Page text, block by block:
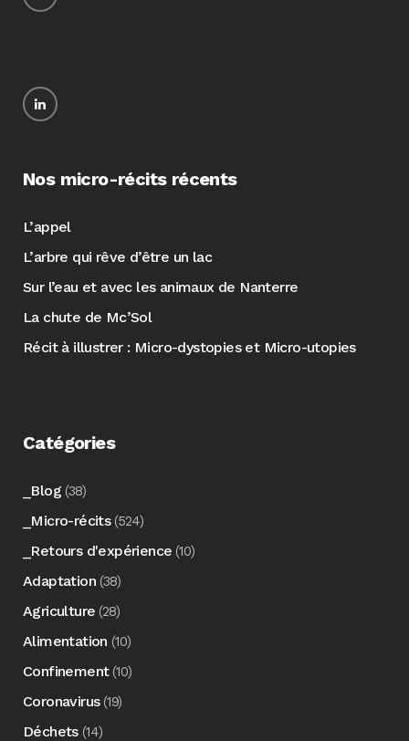
Nos micro-récits récents
L’appel
L’arbre qui rêve d’être un lac
Sur l’eau et avec les animaux de Nanterre
La chute de Mc’Sol
Récit à illustrer : Micro-dystopies et Micro-utopies
Catégories
_Blog (38)
_Micro-récits(524)
_Retours d'expérience (10)
Adaptation (38)
Agriculture (28)
Alimentation (10)
Confinement(10)
Coronavirus(19)
Déchets(14)